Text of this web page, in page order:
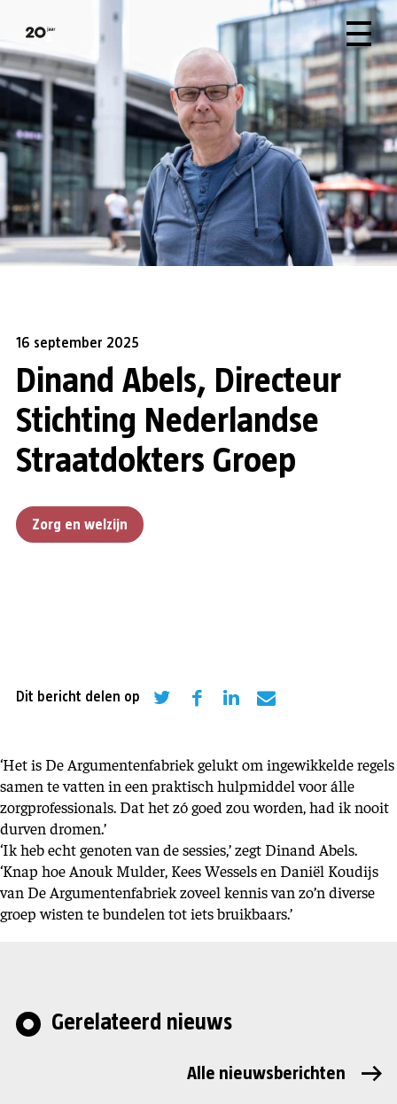
16 september 2025
Dinand Abels, Directeur
Stichting Nederlandse
Straatdokters Groep
Zorg en welzijn
Dit bericht delen op
‘Het is De Argumentenfabriek gelukt om ingewikkelde regels
samen te vatten in een praktisch hulpmiddel voor álle
zorgprofessionals. Dat het zó goed zou worden, had ik nooit
durven dromen.’
‘Ik heb echt genoten van de sessies,’ zegt Dinand Abels.
‘Knap hoe Anouk Mulder, Kees Wessels en Daniël Koudijs
van De Argumentenfabriek zoveel kennis van zo’n diverse
groep wisten te bundelen tot iets bruikbaars.’
Gerelateerd nieuws
Alle nieuwsberichten